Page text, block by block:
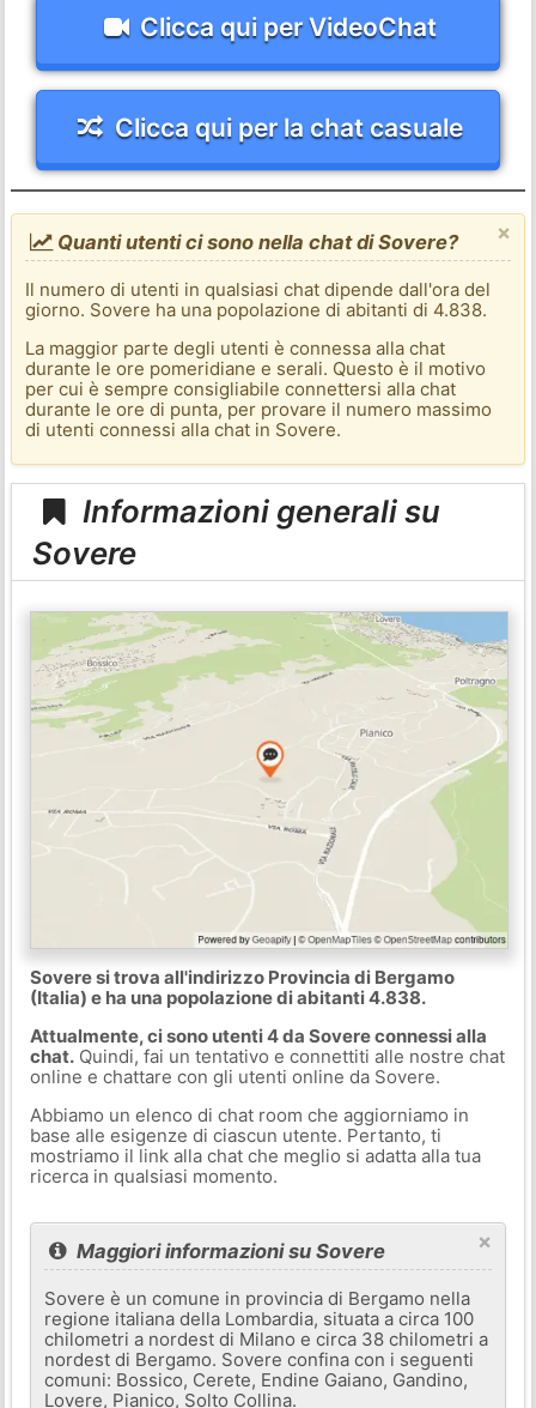
Clicca qui per VideoChat
Clicca qui per la chat casuale
×
Quanti utenti ci sono nella chat di Sovere?
Il numero di utenti in qualsiasi chat dipende dall'ora del
giorno. Sovere ha una popolazione di abitanti di 4.838.
La maggior parte degli utenti è connessa alla chat
durante le ore pomeridiane e serali. Questo è il motivo
per cui è sempre consigliabile connettersi alla chat
durante le ore di punta, per provare il numero massimo
di utenti connessi alla chat in Sovere.
Informazioni generali su
Sovere
Sovere si trova all'indirizzo Provincia di Bergamo
(Italia) e ha una popolazione di abitanti 4.838.
Attualmente, ci sono utenti 4 da Sovere connessi alla
chat.Quindi, fai un tentativo e connettiti alle nostre chat
online e chattare con gli utenti online da Sovere.
Abbiamo un elenco di chat room che aggiorniamo in
base alle esigenze di ciascun utente. Pertanto, ti
mostriamo il link alla chat che meglio si adatta alla tua
ricerca in qualsiasi momento.
×
Maggiori informazioni su Sovere
Sovere è un comune in provincia di Bergamo nella
regione italiana della Lombardia, situata a circa 100
chilometri a nordest di Milano e circa 38 chilometri a
nordest di Bergamo. Sovere confina con i seguenti
comuni: Bossico, Cerete, Endine Gaiano, Gandino,
Lovere, Pianico, Solto Collina.